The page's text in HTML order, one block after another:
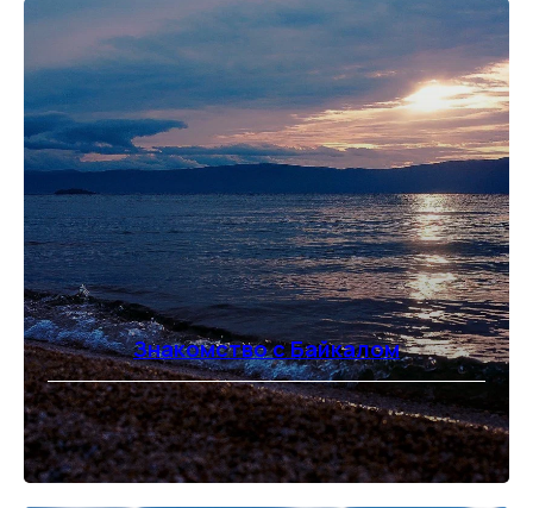
Знакомство с Байкалом
⠀